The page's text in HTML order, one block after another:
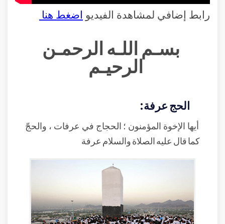
رابط إضافي لمشاهدة الفيديو اضغط هنا
بسـم اللـه الرحمـن
الرحيـم
الحج عرفة:
أيها الإخوة المؤمنون ؛ الحجاج في عرفات ، والحجّ
كما قال عليه الصلاة والسلام عرفة